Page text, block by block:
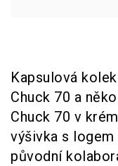
Kapsulová
Chuck 70 a
Chuck 70 v
výšivka s
původní